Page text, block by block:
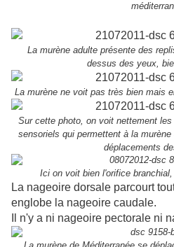
La murèneadulte présente des
dessus des yeux,
La murène ne voit pas très bien mais
Sur cette photo, on voit nettement
sensoriels qui permettent à la
déplacements
Ici on voit bien l'orifice
La nageoire dorsale parcourt
englobe la nageoire caudale.
Il n'y a ni nageoire pectorale ni